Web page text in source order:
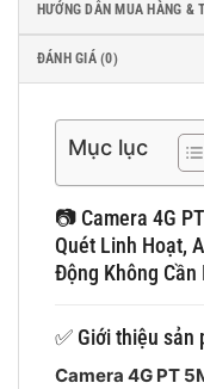
HƯỚNG DẪN MUA HÀNG &
ĐÁNH GIÁ (0)
Mục lục
📷 Camera 4G
Quét Linh Hoạt,
Động Không
✅ Giới thiệu sản
Camera 4G PT